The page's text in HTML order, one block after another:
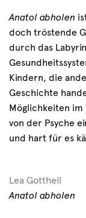
Anatol abholen
doch tröstende
durch das
Kindern, die
Geschichte
Möglichkeiten im
von der Psyche
und hart für es
Lea Gottheil
Anatol abholen